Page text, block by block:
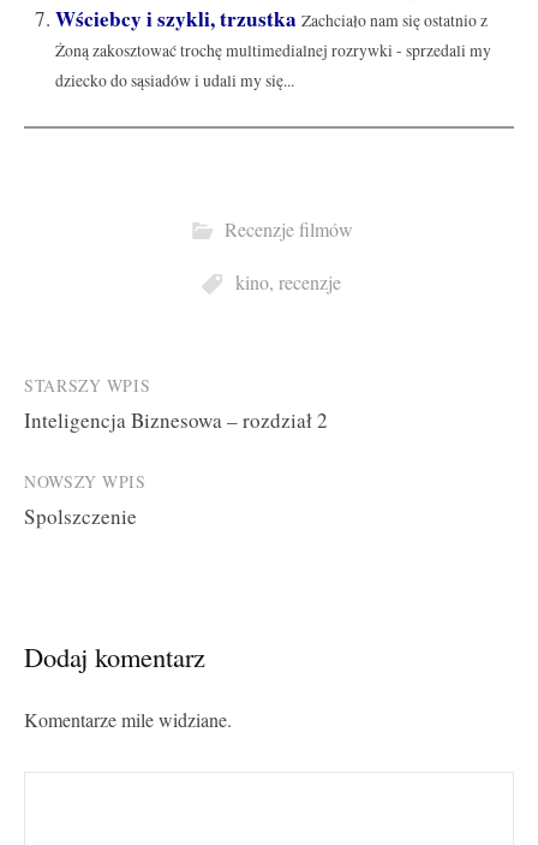
Wściebcy i szykli, trzustka Zachciało nam się ostatnio z
Żoną zakosztować trochę multimedialnej rozrywki - sprzedali my
dziecko do sąsiadów i udali my się...
Recenzje filmów
kino, recenzje
Post
navigation
STARSZY WPIS
Inteligencja Biznesowa – rozdział 2
NOWSZY WPIS
Spolszczenie
Dodaj komentarz
Komentarze mile widziane.